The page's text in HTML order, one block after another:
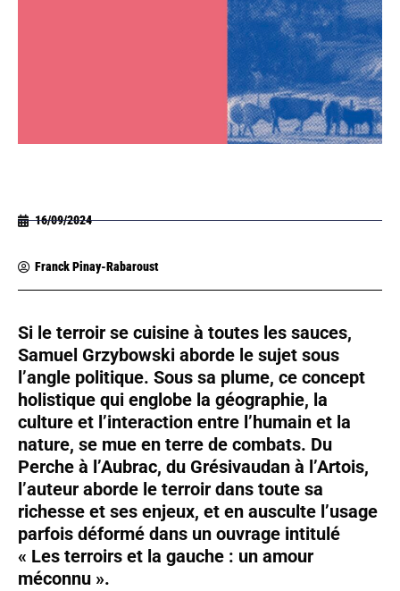
16/09/2024
Franck Pinay-Rabaroust
Si le terroir se cuisine à toutes les sauces,
Samuel Grzybowski aborde le sujet sous
l’angle politique. Sous sa plume, ce concept
holistique qui englobe la géographie, la
culture et l’interaction entre l’humain et la
nature, se mue en terre de combats. Du
Perche à l’Aubrac, du Grésivaudan à l’Artois,
l’auteur aborde le terroir dans toute sa
richesse et ses enjeux, et en ausculte l’usage
parfois déformé dans un ouvrage intitulé
« Les terroirs et la gauche : un amour
méconnu ».